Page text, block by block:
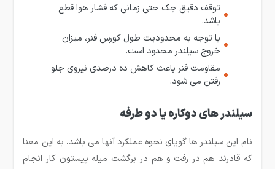
توقف دقیق جک حتی زمانی که فشار هوا قطع
باشد.
با توجه به محدودیت طول کورس فنر، میزان
خروج سیلندر محدود است.
مقاومت فنر باعث کاهش ده درصدی نیروی جلو
رفتن می شود.
سیلندر های دوکاره یا دو طرفه
نام این سیلندر ها گویای نحوه عملکرد آنها می باشد، به این معنا
که قادرند هم در رفت و هم در برگشت میله پیستون کار انجام